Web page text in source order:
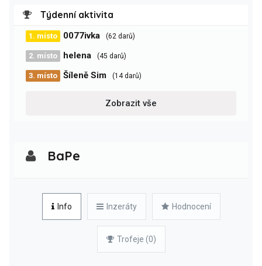
Týdenní aktivita
1. místo 0077ivka (62 darů)
2. místo helena (45 darů)
3. místo Šíleně Sim (14 darů)
Zobrazit vše
BaPe
Info Inzeráty Hodnocení
Trofeje (0)